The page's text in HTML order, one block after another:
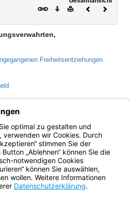
Download
DruckenVorheriges
Freiheitsentziehungen